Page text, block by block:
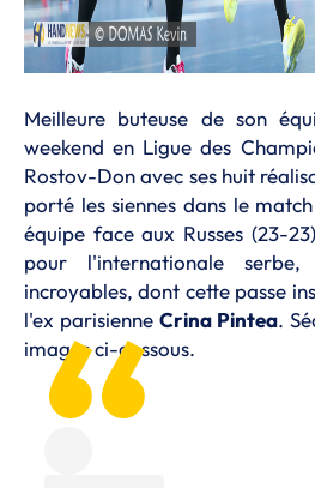
Meilleure buteuse de son
weekend en Ligue des
Rostov-Don avec ses huit
porté les siennes dans le
équipe face aux Russes (23-
pour l'internationale
incroyables, dont cette passe
l'ex parisienne Crina Pintea.
images ci-dessous.